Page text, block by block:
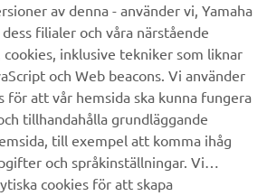
1
6
av denna - använder vi, Yamaha
filialer och våra närstående
inklusive tekniker som liknar
och Web beacons. Vi använder
för att vår hemsida ska kunna fungera
tillhandahålla grundläggande
till exempel att komma ihåg
och språkinställningar. Vi
cookies för att skapa